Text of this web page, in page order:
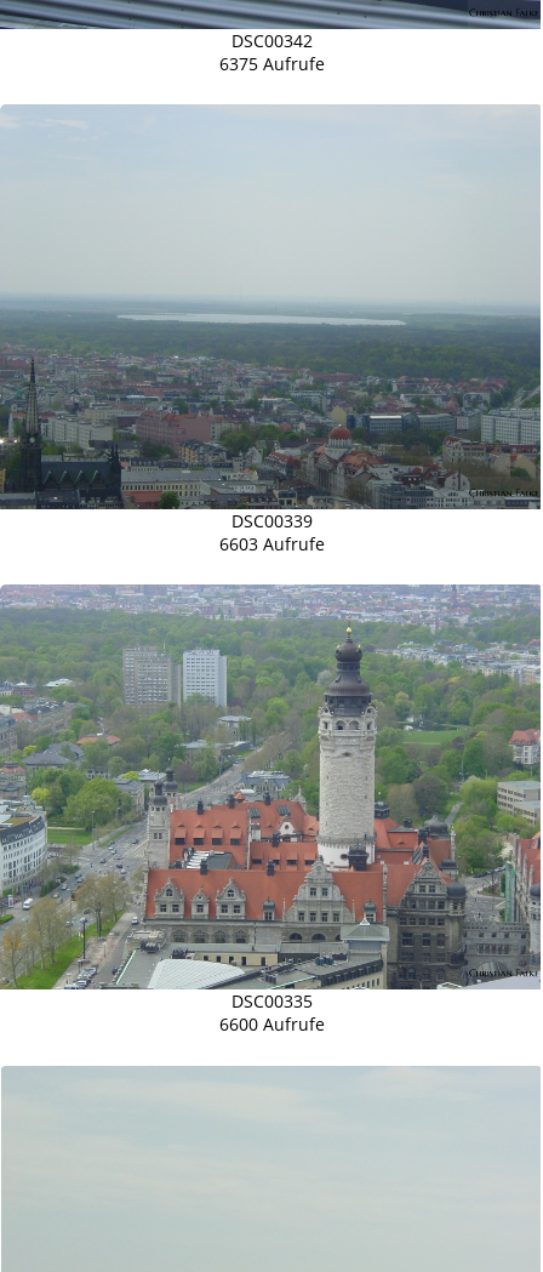
DSC00342
6375 Aufrufe
DSC00339
6603 Aufrufe
DSC00335
6600 Aufrufe